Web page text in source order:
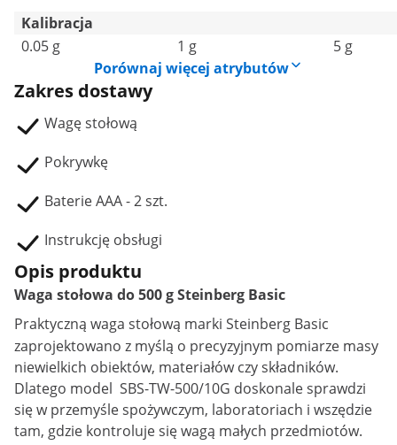
Kalibracja
0.05 g
1 g
5 g
Porównaj więcej atrybutów
Zakres dostawy
Wagę stołową
Pokrywkę
Baterie AAA - 2 szt.
Instrukcję obsługi
Opis produktu
Waga stołowa do 500 g Steinberg Basic
Praktyczną waga stołową marki Steinberg Basic
zaprojektowano z myślą o precyzyjnym pomiarze masy
niewielkich obiektów, materiałów czy składników.
Dlatego model SBS-TW-500/10G doskonale sprawdzi
się w przemyśle spożywczym, laboratoriach i wszędzie
tam, gdzie kontroluje się wagą małych przedmiotów.